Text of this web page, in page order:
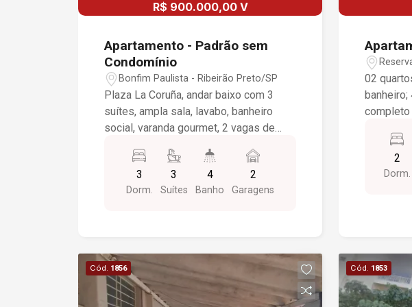
R$ 900.000,00 V
Apartamento - Padrão sem
Condomínio
Bonfim Paulista - Ribeirão Preto/SP
Plaza La Coruña, andar baixo com 3
suítes, ampla sala, lavabo, banheiro
social, varanda gourmet, 2 vagas de
apartamento conforme construtora
entregou para proprietário. Aberto a
proposta.
3
Dorm.
3
Suítes
4
Banho
2
Garagens
02 quartos; 01 vaga de
banheiro; 41,85 m²; Condomínio
completo
2
Dorm.
Cód. 1856 Cód. 1853